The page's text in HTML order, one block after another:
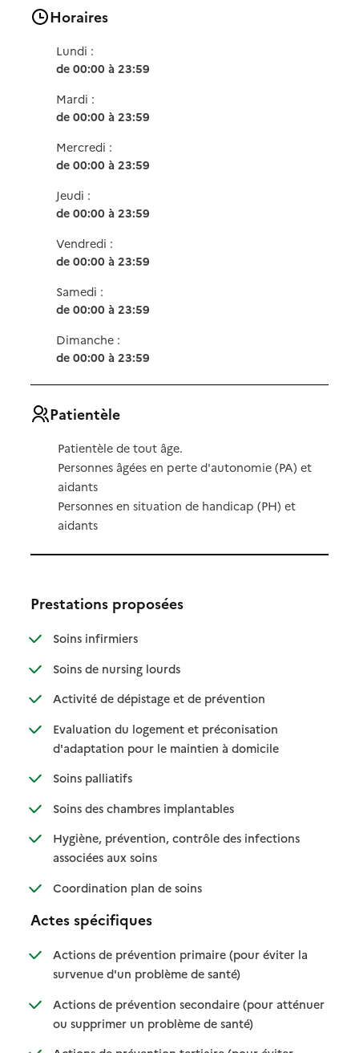
Horaires
Lundi :
de 00:00 à 23:59
Mardi :
de 00:00 à 23:59
Mercredi :
de 00:00 à 23:59
Jeudi :
de 00:00 à 23:59
Vendredi :
de 00:00 à 23:59
Samedi :
de 00:00 à 23:59
Dimanche :
de 00:00 à 23:59
Patientèle
Patientèle de tout âge.
Personnes âgées en perte d'autonomie (PA) et
aidants
Personnes en situation de handicap (PH) et
aidants
Prestations proposées
Soins infirmiers: disponible
: non disponible
Soins de nursing lourds: disponible
: non disponible
Activité de dépistage et de prévention: disponible
: non disponible
Evaluation du logement et préconisation
d'adaptation pour le maintien à domicile: disponible
: non disponible
Soins palliatifs: disponible
: non disponible
Soins des chambres implantables: disponible
: non disponible
Hygiène, prévention, contrôle des infections
associées aux soins: disponible
: non disponible
Coordination plan de soins: disponible
: non disponible
Actes spécifiques
Actions de prévention primaire (pour éviter la
survenue d'un problème de santé): disponible
: non disponible
Actions de prévention secondaire (pour atténuer
ou supprimer un problème de santé): disponible
: non disponible